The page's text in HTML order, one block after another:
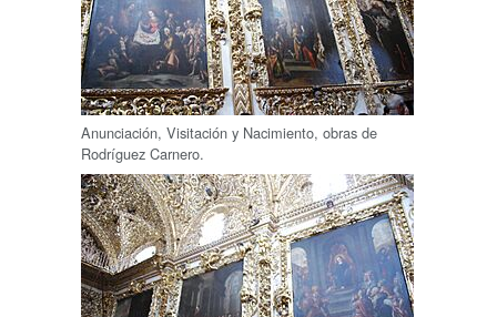
Anunciación, Visitación y Nacimiento, obras de
Rodríguez Carnero.